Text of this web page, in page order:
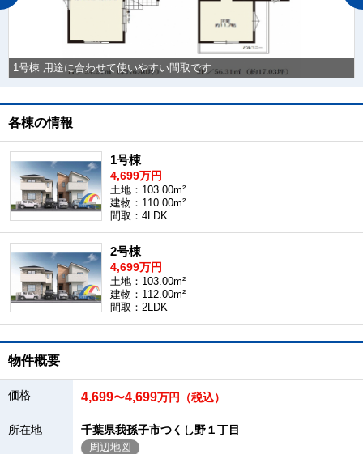
1号棟 用途に合わせて使いやすい間取です
各棟の情報
1号棟
4,699万円
土地：103.00m²
建物：110.00m²
間取：4LDK
2号棟
4,699万円
土地：103.00m²
建物：112.00m²
間取：2LDK
物件概要
価格 4,699〜4,699万円（税込）
所在地 千葉県我孫子市つくし野１丁目
周辺地図